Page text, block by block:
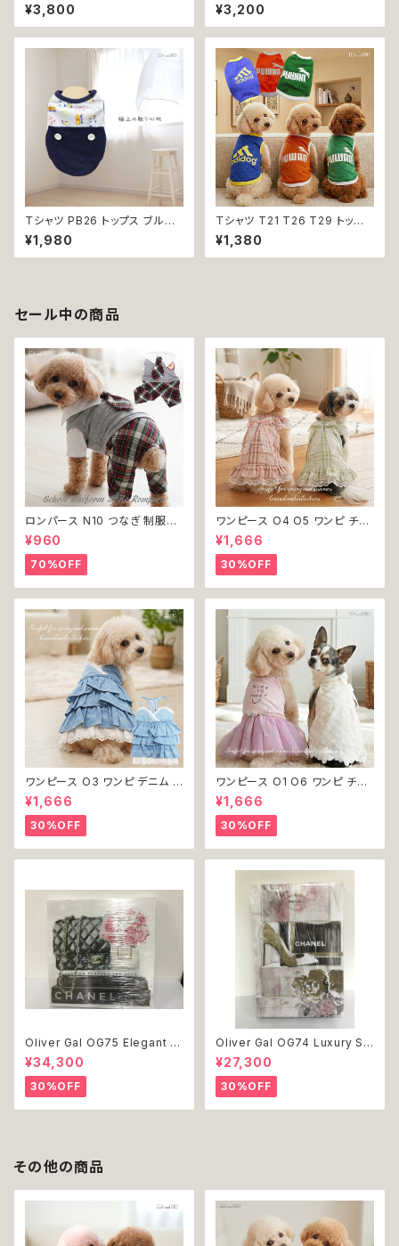
イエロー ピンク ホワイト レッド
レモン 蝶 フラワー 猫 ペット 服
犬服 犬の服 犬洋服 犬の洋服
洋服 dog ドッグウェア ドッグウ
エア 女の子 小型犬 おしゃれ か
わいい 可愛い 透け感 コットン
返品交換不可
¥3,800
レス ハンドメイド 花 スカート ト
ップス ティアードスカート 春 夏
パピー 小型犬 犬 猫 ペット 服
ウェア おしゃれ かわいい お出
かけ 返品交換不可
¥3,200
Ｔシャツ PB26 トップス ブルー
野球 くま ドックウェア 小型犬
犬 猫 dog cat ペット 服 犬服
返品交換不可
¥1,980
Ｔシャツ T21 T26 T29 トップ
ス ノースリーブ メッシュ 夏 蒸
れにくい 犬 猫 ペット 犬の服 猫
の服 犬服 猫服 返品交換不可
¥1,380
セール中の商品
ロンパース N10 つなぎ 制服風
チェック柄 グレー 灰色 コスチュ
ーム コスプレ ドッグウェア dog
犬 猫 ペット 服 犬服 洋服 オシ
ャレ かわいい 小型犬 返品交換
不可
¥960
70%OFF
ワンピース O4 O5 ワンピ チェ
ック プリーツ レース 女の子 犬
犬服 小型 猫 服 洋服 ペット do
g ドッグウェア おしゃれ かわい
い 返品交換不可
¥1,666
30%OFF
ワンピース O3 ワンピ デニム プ
リーツ レース 女の子 犬 犬服
小型 猫 服 洋服 ペット dog ド
ッグウェア おしゃれ かわいい 返
品交換不可
¥1,666
30%OFF
ワンピース O1 O6 ワンピ チュ
ール レース 花 フラワー 女の子
犬 犬服 小型 猫 服 洋服 ペット
dog ドッグウェア おしゃれ かわ
いい 返品交換不可
¥1,666
30%OFF
Oliver Gal OG75 Elegant E
ssentials Paris 絵 アート イ
ンテリア お祝い 贈り物 プレゼ
ント 結婚 新築 開店 周年 バー
スデイ 誕生日 ご褒美
¥34,300
30%OFF
Oliver Gal OG74 Luxury St
acked Shoes Rose Giftbo
x 絵 アート インテリア お祝い
贈り物 プレゼント 結婚 新築 開
店 周年 バースデイ 誕生日 ご褒
美
¥27,300
30%OFF
その他の商品